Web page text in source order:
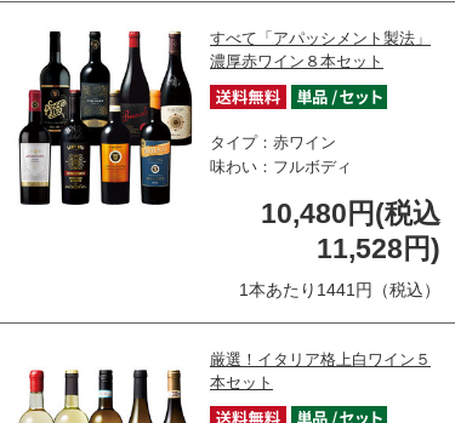
すべて「アパッシメント製法」
濃厚赤ワイン８本セット
タイプ：赤ワイン
味わい：フルボディ
10,480円(税込
11,528円)
1本あたり1441円（税込）
厳選！イタリア格上白ワイン５
本セット